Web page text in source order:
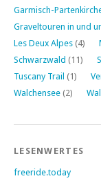
Garmisch-
Graveltouren in und
Les Deux Alpes (4)
Schwarzwald (11)
Tuscany Trail (1)
Walchensee (2)
LESENWERTES
freeride.today